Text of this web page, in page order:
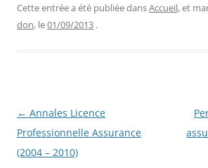
Cette entrée a été publiée dansAccueil, et
don, le01/09/2013 .
Navigation
des
articles
← Annales Licence
Professionnelle Assurance
(2004 – 2010)